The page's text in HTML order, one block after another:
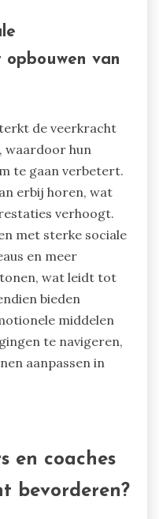
van
de veerkracht
waardoor hun
te gaan verbetert.
erbij horen, wat
verhoogt.
met sterke sociale
en meer
wat leidt tot
bieden
middelen
te navigeren,
aanpassen in
en coaches
bevorderen?